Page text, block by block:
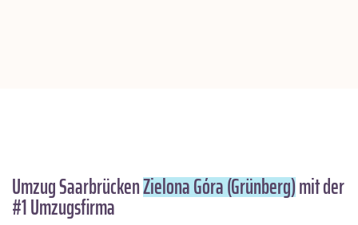
Umzug SaarbrückenZielona Góra (Grünberg)mit der
#1 Umzugsfirma